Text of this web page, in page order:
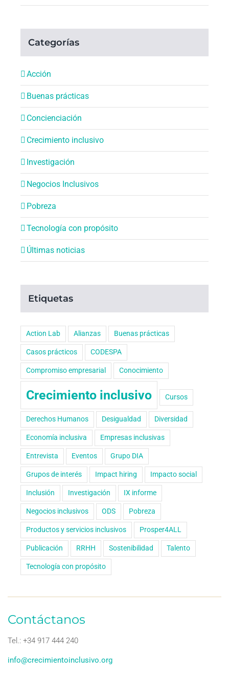
Categorías
Acción
Buenas prácticas
Concienciación
Crecimiento inclusivo
Investigación
Negocios Inclusivos
Pobreza
Tecnología con propósito
Últimas noticias
Etiquetas
Action Lab Alianzas Buenas prácticas
Casos prácticos CODESPA
Compromiso empresarial Conocimiento
Crecimiento inclusivo Cursos
Derechos Humanos Desigualdad Diversidad
Economía inclusiva Empresas inclusivas
Entrevista Eventos Grupo DIA
Grupos de interés Impact hiring Impacto social
Inclusión Investigación IX informe
Negocios inclusivos ODS Pobreza
Productos y servicios inclusivos Prosper4ALL
Publicación RRHH Sostenibilidad Talento
Tecnología con propósito
Contáctanos
Tel.: +34 917 444 240
info@crecimientoinclusivo.org